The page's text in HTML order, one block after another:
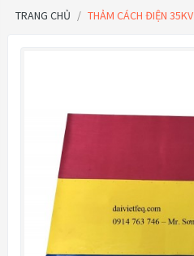
TRANG CHỦ THẢM CÁCH ĐIỆN 35KV